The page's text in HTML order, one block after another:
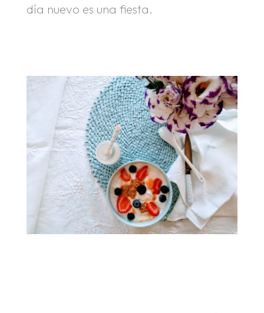
día nuevo es una fiesta.